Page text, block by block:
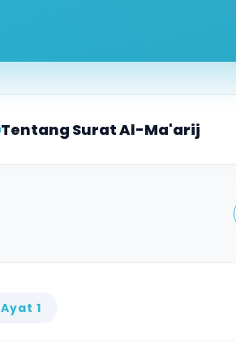
Tentang Surat Al-Ma'arij
yang menjadi
Ayat 1